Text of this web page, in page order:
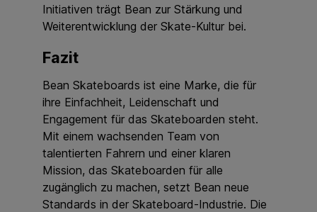
Initiativen trägt Bean zur Stärkung und
Weiterentwicklung der Skate-Kultur bei.
Fazit
Bean Skateboards ist eine Marke, die für
ihre Einfachheit, Leidenschaft und
Engagement für das Skateboarden steht.
Mit einem wachsenden Team von
talentierten Fahrern und einer klaren
Mission, das Skateboarden für alle
zugänglich zu machen, setzt Bean neue
Standards in der Skateboard-Industrie. Die